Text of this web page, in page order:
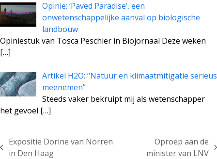
Opinie: ‘Paved Paradise’, een
onwetenschappelijke aanval op biologische
landbouw
Opiniestuk van Tosca Peschier in Biojornaal Deze weken
[…]
Artikel H2O: “Natuur en klimaatmitigatie serieus
meenemen”
Steeds vaker bekruipt mij als wetenschapper
het gevoel […]
previous
Expositie Dorine van Norren
in Den Haag
Oproep aan de
minister van LNV